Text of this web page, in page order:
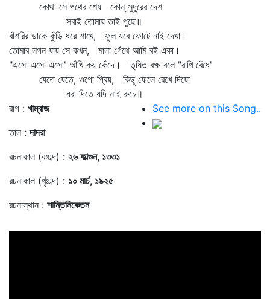
কোথা সে পথের শেষ কোন্‌ সুদূরের দেশ
সবাই তোমায় তাই পুছে॥
বাঁশরির ডাকে কুঁড়ি ধরে শাখে, ফুল যবে ফোটে নাই দেখা।
তোমার লগন যায় সে কখন, মালা গেঁথে আমি রই একা।
"এসো এসো এসো' আঁখি কয় কেঁদে। তৃষিত বক্ষ বলে "রাখি বেঁধে'
যেতে যেতে, ওগো প্রিয়, কিছু ফেলে রেখে দিয়ো
ধরা দিতে যদি নাই রুচে॥
রাগ : খাম্বাজ
তাল :দাদরা
রচনাকাল (বঙ্গাব্দ) : ২৬ ফাল্গুন, ১৩৩১
রচনাকাল (খৃষ্টাব্দ) : ১০ মার্চ, ১৯২৫
রচনাস্থান : শান্তিনিকেতন
See more on this Song..